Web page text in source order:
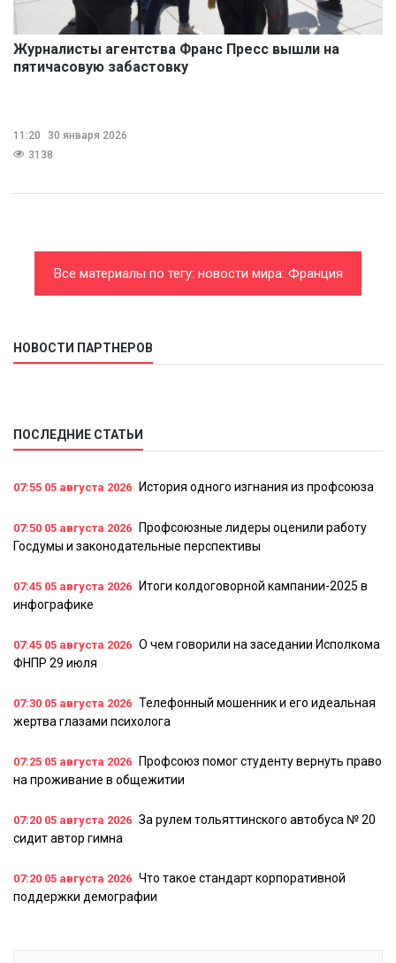
Журналисты агентства Франс Пресс вышли на
пятичасовую забастовку
11:20
30 января 2026
3138
Все материалы по тегу: новости мира: Франция
НОВОСТИ ПАРТНЕРОВ
ПОСЛЕДНИЕ СТАТЬИ
07:55 05 августа 2026 История одного изгнания из профсоюза
07:50 05 августа 2026
Профсоюзные лидеры оценили работу
Госдумы и законодательные перспективы
07:45 05 августа 2026
Итоги колдоговорной кампании-2025 в
инфографике
07:45 05 августа 2026 О чем говорили на заседании Исполкома
ФНПР 29 июля
07:30 05 августа 2026 Телефонный мошенник и его идеальная
жертва глазами психолога
07:25 05 августа 2026
Профсоюз помог студенту вернуть право
на проживание в общежитии
07:20 05 августа 2026 За рулем тольяттинского автобуса № 20
сидит автор гимна
07:20 05 августа 2026 Что такое стандарт корпоративной
поддержки демографии